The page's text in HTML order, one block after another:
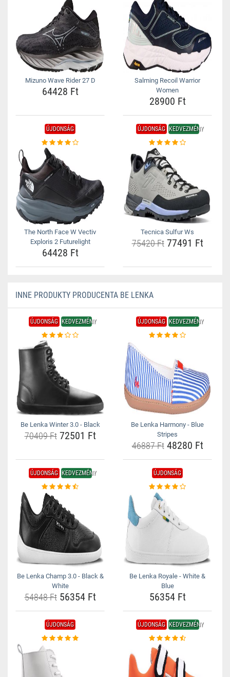
Mizuno Wave Rider 27 D
64428 Ft
Salming Recoil Warrior
Women
28900 Ft
ÚJDONSÁG
The North Face W Vectiv
Exploris 2 Futurelight
64428 Ft
ÚJDONSÁG KEDVEZMÉNY
Tecnica Sulfur Ws
75420 Ft77491 Ft
INNE PRODUKTY PRODUCENTA BE LENKA
ÚJDONSÁG KEDVEZMÉNY
Be Lenka Winter 3.0 - Black
70409 Ft72501 Ft
ÚJDONSÁG KEDVEZMÉNY
Be Lenka Harmony - Blue
Stripes
46887 Ft48280 Ft
ÚJDONSÁG KEDVEZMÉNY
Be Lenka Champ 3.0 - Black &
White
54848 Ft56354 Ft
ÚJDONSÁG
Be Lenka Royale - White &
Blue
56354 Ft
ÚJDONSÁG ÚJDONSÁG KEDVEZMÉNY